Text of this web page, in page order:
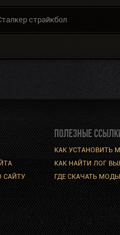
страйкбол
САЙТУ
ПОЛЕЗНЫЕ
КАК УСТАНОВИТЬ
КАК НАЙТИ ЛОГ
ГДЕ СКАЧАТЬ